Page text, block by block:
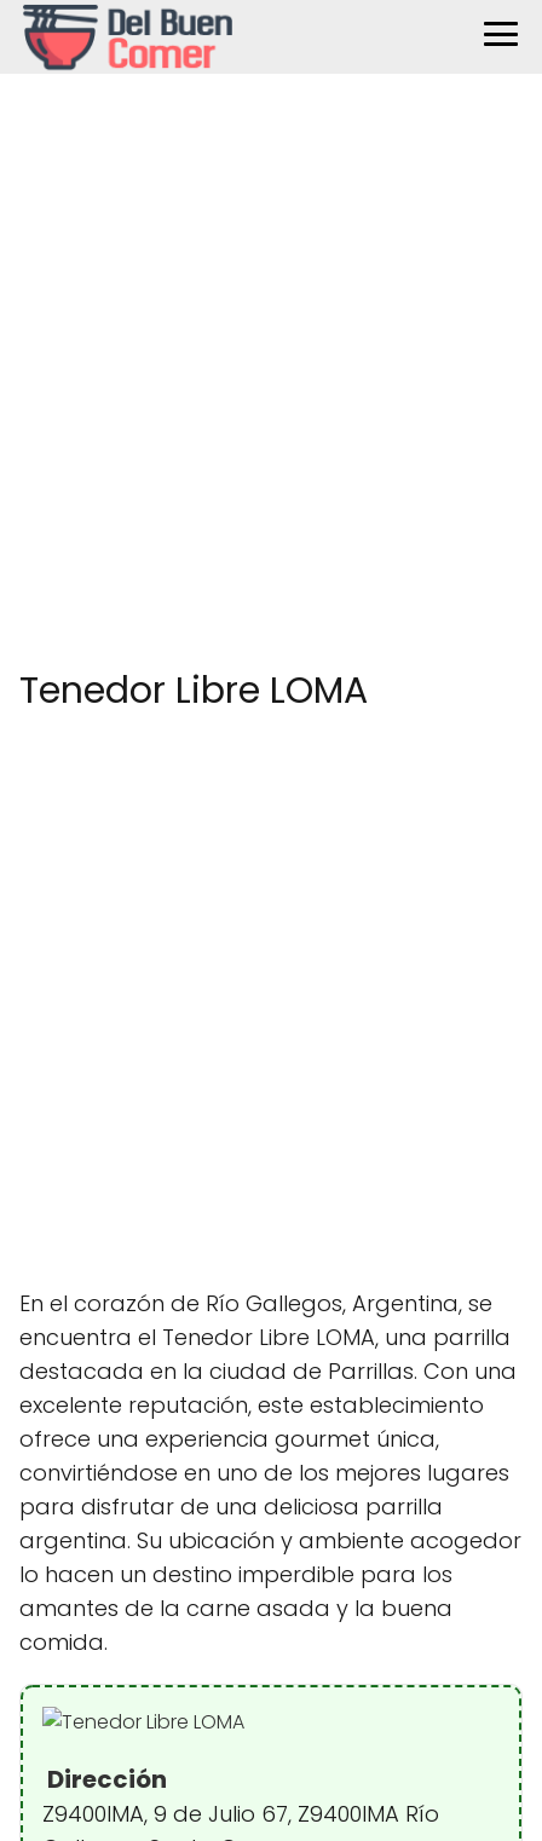
Tenedor Libre LOMA
En el corazón de Río Gallegos, Argentina, se
encuentra el Tenedor Libre LOMA, una parrilla
destacada en la ciudad de Parrillas. Con una
excelente reputación, este establecimiento
ofrece una experiencia gourmet única,
convirtiéndose en uno de los mejores lugares
para disfrutar de una deliciosa parrilla
argentina. Su ubicación y ambiente acogedor
lo hacen un destino imperdible para los
amantes de la carne asada y la buena
comida.
Dirección
Z9400IMA, 9 de Julio 67, Z9400IMA Río